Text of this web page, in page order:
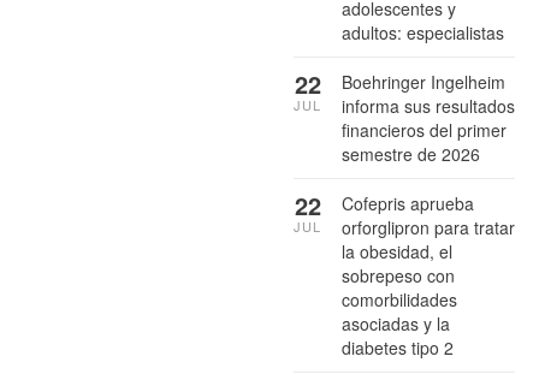
adolescentes y
adultos: especialistas
Boehringer Ingelheim
informa sus resultados
financieros del primer
semestre de 2026
22
JUL
Cofepris aprueba
orforglipron para tratar
la obesidad, el
sobrepeso con
comorbilidades
asociadas y la
diabetes tipo 2
22
JUL